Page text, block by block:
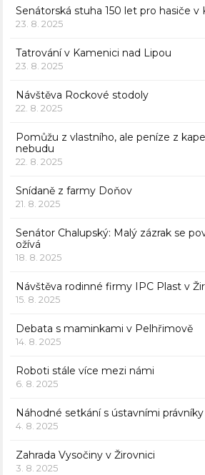
Senátorská stuha 150 let pro hasiče v
23. 8. 2025
Tatrování v Kamenici nad Lipou
23. 8. 2025
Návštěva Rockové stodoly
22. 8. 2025
Pomůžu z vlastního, ale peníze z
nebudu
22. 8. 2025
Snídaně z farmy Doňov
21. 8. 2025
Senátor Chalupský: Malý zázrak se
ožívá
18. 8. 2025
Návštěva rodinné firmy IPC Plast v
15. 8. 2025
Debata s maminkami v Pelhřimově
14. 8. 2025
Roboti stále více mezi námi
6. 8. 2025
Náhodné setkání s ústavními právníky
4. 8. 2025
Zahrada Vysočiny v Žirovnici
3. 8. 2025